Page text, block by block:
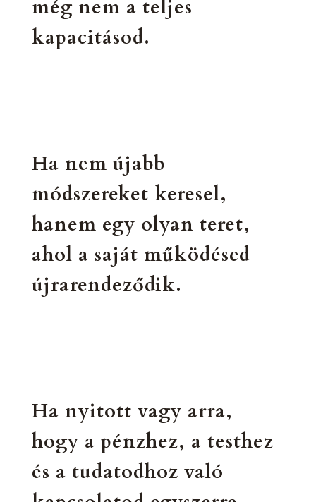
még nem a teljes
kapacitásod.
Ha nem újabb
módszereket keresel,
hanem egy olyan teret,
ahol a saját működésed
újrarendeződik.
Ha nyitott vagy arra,
hogy a pénzhez, a testhez
és a tudatodhoz való